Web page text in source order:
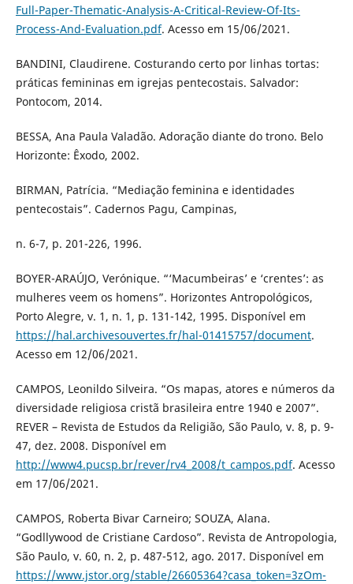
Full-Paper-Thematic-Analysis-A-Critical-Review-Of-Its-
Process-And-Evaluation.pdf. Acesso em 15/06/2021.
BANDINI, Claudirene. Costurando certo por linhas tortas:
práticas femininas em igrejas pentecostais. Salvador:
Pontocom, 2014.
BESSA, Ana Paula Valadão. Adoração diante do trono. Belo
Horizonte: Êxodo, 2002.
BIRMAN, Patrícia. “Mediação feminina e identidades
pentecostais”. Cadernos Pagu, Campinas,
n. 6-7, p. 201-226, 1996.
BOYER-ARAÚJO, Verónique. “‘Macumbeiras’ e ‘crentes’: as
mulheres veem os homens”. Horizontes Antropológicos,
Porto Alegre, v. 1, n. 1, p. 131-142, 1995. Disponível em
https://hal.archivesouvertes.fr/hal-01415757/document.
Acesso em 12/06/2021.
CAMPOS, Leonildo Silveira. “Os mapas, atores e números da
diversidade religiosa cristã brasileira entre 1940 e 2007”.
REVER – Revista de Estudos da Religião, São Paulo, v. 8, p. 9-
47, dez. 2008. Disponível em
http://www4.pucsp.br/rever/rv4_2008/t_campos.pdf. Acesso
em 17/06/2021.
CAMPOS, Roberta Bivar Carneiro; SOUZA, Alana.
“Godllywood de Cristiane Cardoso”. Revista de Antropologia,
São Paulo, v. 60, n. 2, p. 487-512, ago. 2017. Disponível em
https://www.jstor.org/stable/26605364?casa_token=3zOm-